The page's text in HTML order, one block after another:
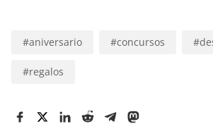
#aniversario #concursos #
#regalos